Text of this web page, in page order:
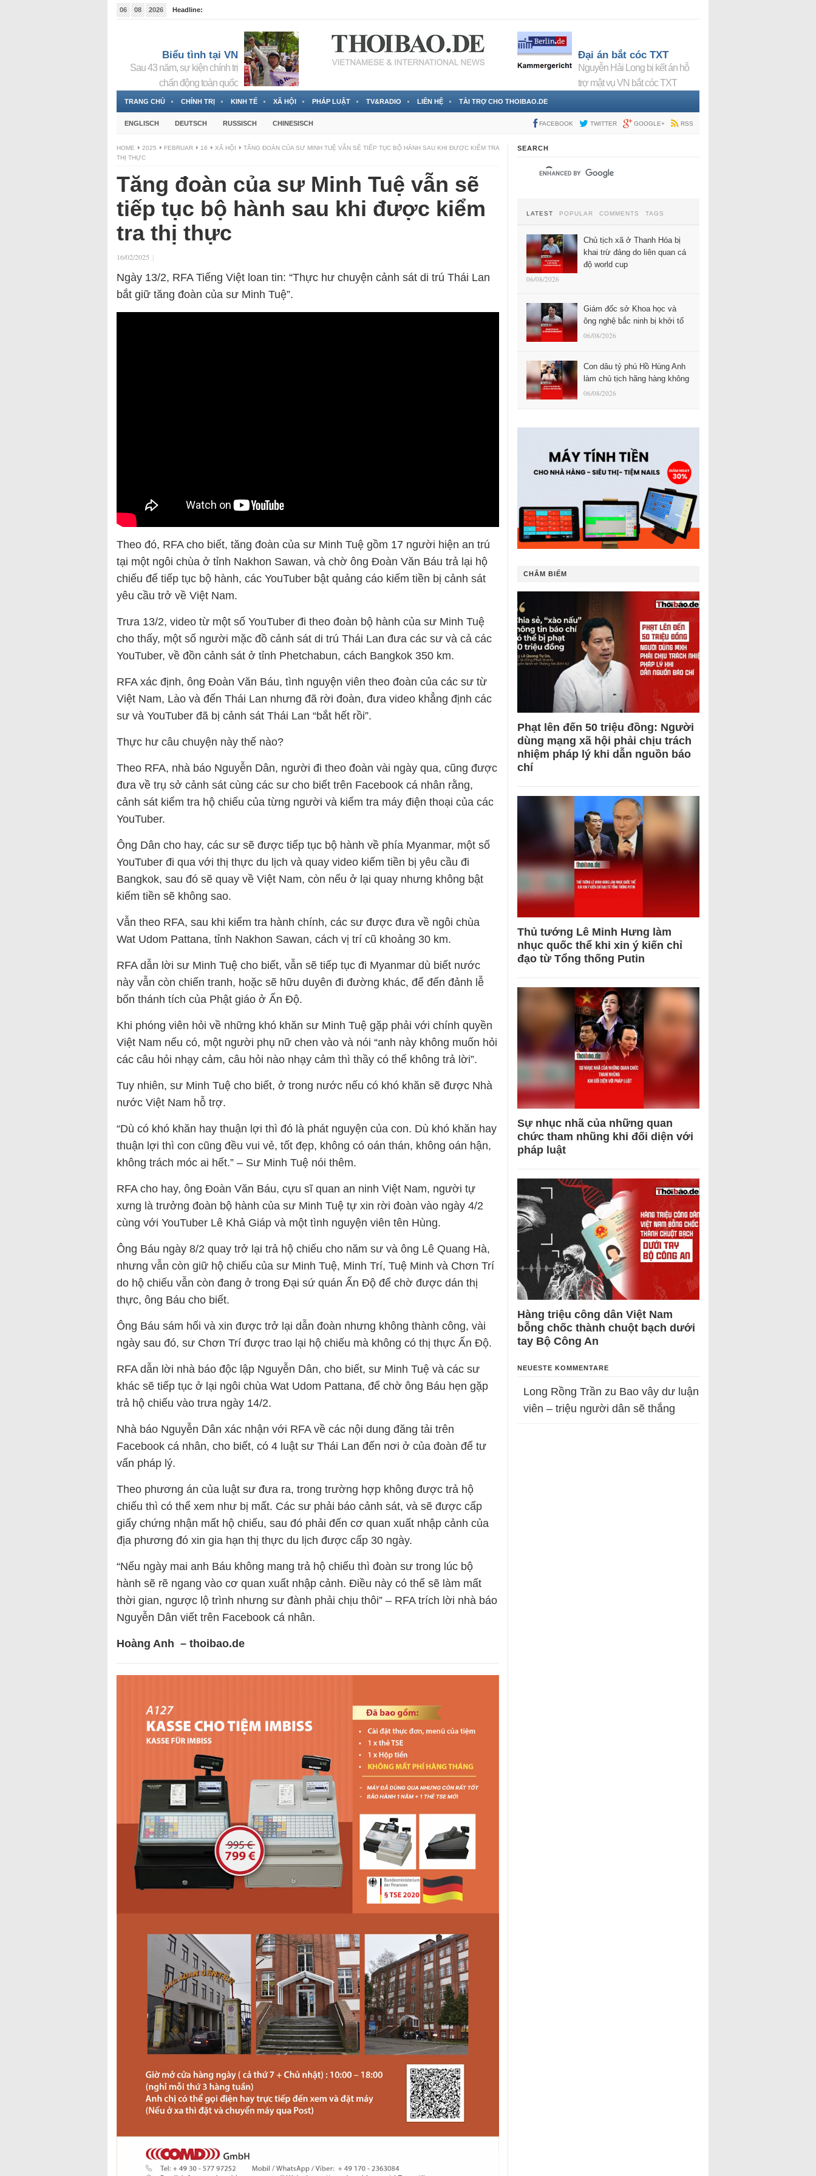
06 08 2026
Headline:
Biểu tình tại VN
Sau 43 năm, sự kiện chính trị
chấn động toàn quốc
Đại án bắt cóc TXT
Nguyễn Hải Long bị kết án hỗ
trợ mật vụ VN bắt cóc TXT
TRANG CHỦ CHÍNH TRỊ KINH TẾ XÃ HỘI PHÁP LUẬT TV&RADIO LIÊN HỆ TÀI TRỢ CHO THOIBAO.DE
ENGLISCH DEUTSCH RUSSISCH CHINESISCH FACEBOOK TWITTER GOOGLE+ RSS
HOME 2025 FEBRUAR 16 XÃ HỘI
TĂNG ĐOÀN CỦA SƯ MINH TUỆ VẪN SẼ TIẾP TỤC BỘ HÀNH SAU KHI ĐƯỢC KIỂM TRA
THỊ THỰC
Tăng đoàn của sư Minh Tuệ vẫn sẽ
tiếp tục bộ hành sau khi được kiểm
tra thị thực
16/02/2025 |
Ngày 13/2, RFA Tiếng Việt loan tin: “Thực hư chuyện cảnh sát di trú Thái Lan
bắt giữ tăng đoàn của sư Minh Tuệ”.
Theo đó, RFA cho biết, tăng đoàn của sư Minh Tuệ gồm 17 người hiện an trú
tại một ngôi chùa ở tỉnh Nakhon Sawan, và chờ ông Đoàn Văn Báu trả lại hộ
chiếu để tiếp tục bộ hành, các YouTuber bật quảng cáo kiếm tiền bị cảnh sát
yêu cầu trở về Việt Nam.
Trưa 13/2, video từ một số YouTuber đi theo đoàn bộ hành của sư Minh Tuệ
cho thấy, một số người mặc đồ cảnh sát di trú Thái Lan đưa các sư và cả các
YouTuber, về đồn cảnh sát ở tỉnh Phetchabun, cách Bangkok 350 km.
RFA xác định, ông Đoàn Văn Báu, tình nguyện viên theo đoàn của các sư từ
Việt Nam, Lào và đến Thái Lan nhưng đã rời đoàn, đưa video khẳng định các
sư và YouTuber đã bị cảnh sát Thái Lan “bắt hết rồi”.
Thực hư câu chuyện này thế nào?
Theo RFA, nhà báo Nguyễn Dân, người đi theo đoàn vài ngày qua, cũng được
đưa về trụ sở cảnh sát cùng các sư cho biết trên Facebook cá nhân rằng,
cảnh sát kiểm tra hộ chiếu của từng người và kiểm tra máy điện thoại của các
YouTuber.
Ông Dân cho hay, các sư sẽ được tiếp tục bộ hành về phía Myanmar, một số
YouTuber đi qua với thị thực du lịch và quay video kiếm tiền bị yêu cầu đi
Bangkok, sau đó sẽ quay về Việt Nam, còn nếu ở lại quay nhưng không bật
kiếm tiền sẽ không sao.
Vẫn theo RFA, sau khi kiểm tra hành chính, các sư được đưa về ngôi chùa
Wat Udom Pattana, tỉnh Nakhon Sawan, cách vị trí cũ khoảng 30 km.
RFA dẫn lời sư Minh Tuệ cho biết, vẫn sẽ tiếp tục đi Myanmar dù biết nước
này vẫn còn chiến tranh, hoặc sẽ hữu duyên đi đường khác, để đến đảnh lễ
bốn thánh tích của Phật giáo ở Ấn Độ.
Khi phóng viên hỏi về những khó khăn sư Minh Tuệ gặp phải với chính quyền
Việt Nam nếu có, một người phụ nữ chen vào và nói “anh này không muốn hỏi
các câu hỏi nhạy cảm, câu hỏi nào nhạy cảm thì thầy có thể không trả lời”.
Tuy nhiên, sư Minh Tuệ cho biết, ở trong nước nếu có khó khăn sẽ được Nhà
nước Việt Nam hỗ trợ.
“Dù có khó khăn hay thuận lợi thì đó là phát nguyện của con. Dù khó khăn hay
thuận lợi thì con cũng đều vui vẻ, tốt đẹp, không có oán thán, không oán hận,
không trách móc ai hết.” – Sư Minh Tuệ nói thêm.
RFA cho hay, ông Đoàn Văn Báu, cựu sĩ quan an ninh Việt Nam, người tự
xưng là trưởng đoàn bộ hành của sư Minh Tuệ tự xin rời đoàn vào ngày 4/2
cùng với YouTuber Lê Khả Giáp và một tình nguyện viên tên Hùng.
Ông Báu ngày 8/2 quay trở lại trả hộ chiếu cho năm sư và ông Lê Quang Hà,
nhưng vẫn còn giữ hộ chiếu của sư Minh Tuệ, Minh Trí, Tuệ Minh và Chơn Trí
do hộ chiếu vẫn còn đang ở trong Đại sứ quán Ấn Độ để chờ được dán thị
thực, ông Báu cho biết.
Ông Báu sám hối và xin được trở lại dẫn đoàn nhưng không thành công, vài
ngày sau đó, sư Chơn Trí được trao lại hộ chiếu mà không có thị thực Ấn Độ.
RFA dẫn lời nhà báo độc lập Nguyễn Dân, cho biết, sư Minh Tuệ và các sư
khác sẽ tiếp tục ở lại ngôi chùa Wat Udom Pattana, để chờ ông Báu hẹn gặp
trả hộ chiếu vào trưa ngày 14/2.
Nhà báo Nguyễn Dân xác nhận với RFA về các nội dung đăng tải trên
Facebook cá nhân, cho biết, có 4 luật sư Thái Lan đến nơi ở của đoàn để tư
vấn pháp lý.
Theo phương án của luật sư đưa ra, trong trường hợp không được trả hộ
chiếu thì có thể xem như bị mất. Các sư phải báo cảnh sát, và sẽ được cấp
giấy chứng nhận mất hộ chiếu, sau đó phải đến cơ quan xuất nhập cảnh của
địa phương đó xin gia hạn thị thực du lịch được cấp 30 ngày.
“Nếu ngày mai anh Báu không mang trả hộ chiếu thì đoàn sư trong lúc bộ
hành sẽ rẽ ngang vào cơ quan xuất nhập cảnh. Điều này có thể sẽ làm mất
thời gian, ngược lộ trình nhưng sư đành phải chịu thôi” – RFA trích lời nhà báo
Nguyễn Dân viết trên Facebook cá nhân.
Hoàng Anh – thoibao.de
SEARCH
LATEST POPULAR COMMENTS TAGS
Chủ tịch xã ở Thanh Hóa bị
khai trừ đảng do liên quan cá
độ world cup
06/08/2026
Giám đốc sở Khoa học và
ông nghệ bắc ninh bị khởi tố
06/08/2026
Con dâu tỷ phú Hồ Hùng Anh
làm chủ tịch hãng hàng không
06/08/2026
CHÂM BIẾM
Phạt lên đến 50 triệu đồng: Người
dùng mạng xã hội phải chịu trách
nhiệm pháp lý khi dẫn nguồn báo
chí
Thủ tướng Lê Minh Hưng làm
nhục quốc thể khi xin ý kiến chỉ
đạo từ Tổng thống Putin
Sự nhục nhã của những quan
chức tham nhũng khi đối diện với
pháp luật
Hàng triệu công dân Việt Nam
bỗng chốc thành chuột bạch dưới
tay Bộ Công An
NEUESTE KOMMENTARE
Long Rồng Trần zu Bao vây dư luận
viên – triệu người dân sẽ thắng